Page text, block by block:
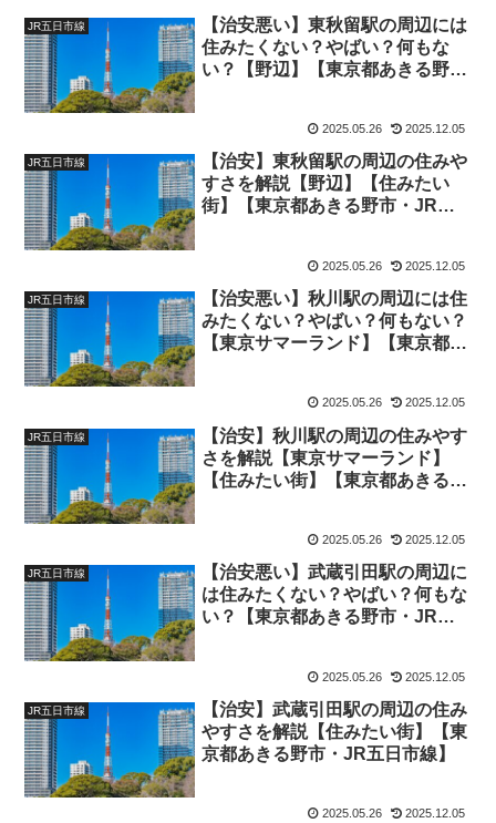
JR五日市線
【治安悪い】東秋留駅の周辺には
住みたくない？やばい？何もな
い？【野辺】【東京都あきる野
2025.05.26 2025.12.05
JR五日市線
【治安】東秋留駅の周辺の住みや
すさを解説【野辺】【住みたい
街】【東京都あきる野市・JR五
2025.05.26 2025.12.05
JR五日市線
【治安悪い】秋川駅の周辺には住
みたくない？やばい？何もない？
【東京サマーランド】【東京都あ
2025.05.26 2025.12.05
JR五日市線
【治安】秋川駅の周辺の住みやす
さを解説【東京サマーランド】
【住みたい街】【東京都あきる野
2025.05.26 2025.12.05
JR五日市線
【治安悪い】武蔵引田駅の周辺に
は住みたくない？やばい？何もな
い？【東京都あきる野市・JR五
2025.05.26 2025.12.05
JR五日市線
【治安】武蔵引田駅の周辺の住み
やすさを解説【住みたい街】【東
京都あきる野市・JR五日市線】
2025.05.26 2025.12.05